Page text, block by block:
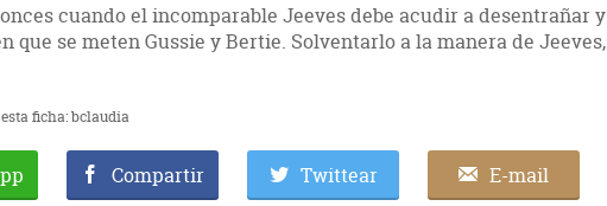
cuando el incomparable Jeeves debe acudir a desentrañar y
que se meten Gussie y Bertie. Solventarlo a la manera de Jeeves,
ficha:bclaudia
Compartir Twittear E-mail